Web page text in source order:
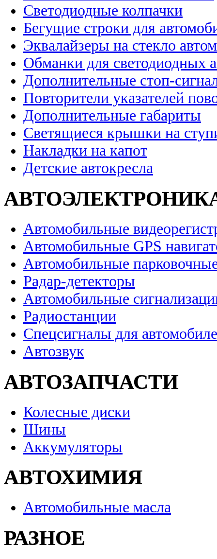
Светодиодные колпачки
Бегущие строки для
Эквалайзеры на стекло
Обманки для светодиодных
Дополнительные стоп-
Повторители указателей
Дополнительные габариты
Светящиеся крышки на
Накладки на капот
Детские автокресла
Автомобильные
Автомобильные GPS
Автомобильные
Радар-детекторы
Автомобильные
Радиостанции
Спецсигналы для
Автозвук
АВТОЗАПЧАСТИ
Колесные диски
Шины
Аккумуляторы
АВТОХИМИЯ
Автомобильные масла
РАЗНОЕ